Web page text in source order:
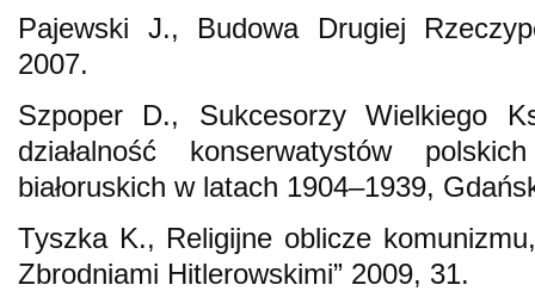
Pajewski J., Budowa Drugiej
2007.
Szpoper D., Sukcesorzy Wielkiego
działalność konserwatystów
białoruskich w latach 1904–1939,
Tyszka K., Religijne oblicze
Zbrodniami Hitlerowskimi” 2009, 31.